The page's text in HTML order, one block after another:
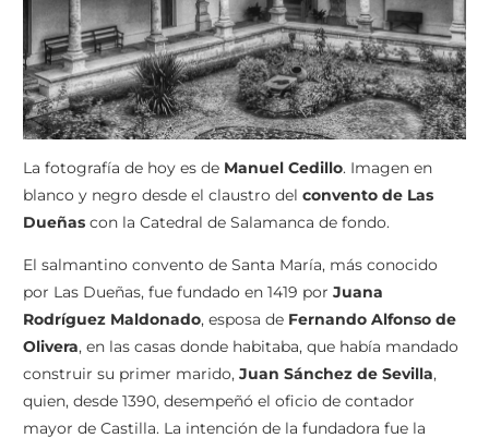
La fotografía de hoy es de Manuel Cedillo. Imagen en
blanco y negro desde el claustro del convento de Las
Dueñas con la Catedral de Salamanca de fondo.
El salmantino convento de Santa María, más conocido
por Las Dueñas, fue fundado en 1419 por Juana
Rodríguez Maldonado, esposa de Fernando Alfonso de
Olivera, en las casas donde habitaba, que había mandado
construir su primer marido, Juan Sánchez de Sevilla,
quien, desde 1390, desempeñó el oficio de contador
mayor de Castilla. La intención de la fundadora fue la